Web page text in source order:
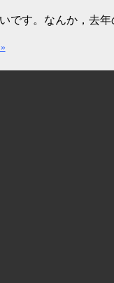
です。なんか，去